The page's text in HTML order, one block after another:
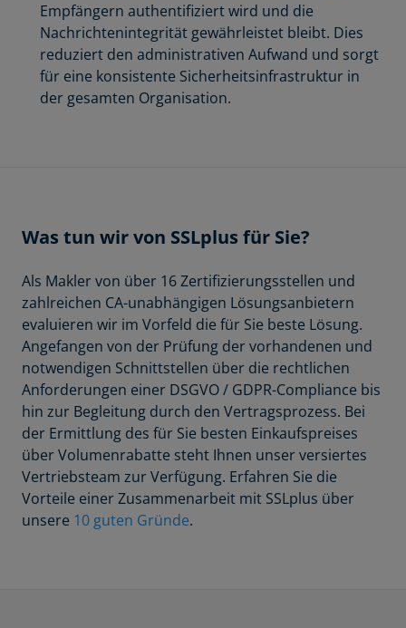
Empfängern authentifiziert wird und die
Nachrichtenintegrität gewährleistet bleibt. Dies
reduziert den administrativen Aufwand und sorgt
für eine konsistente Sicherheitsinfrastruktur in
der gesamten Organisation.
Was tun wir von SSLplus für Sie?
Als Makler von über 16 Zertifizierungsstellen und
zahlreichen CA-unabhängigen Lösungsanbietern
evaluieren wir im Vorfeld die für Sie beste Lösung.
Angefangen von der Prüfung der vorhandenen und
notwendigen Schnittstellen über die rechtlichen
Anforderungen einer DSGVO / GDPR-Compliance bis
hin zur Begleitung durch den Vertragsprozess. Bei
der Ermittlung des für Sie besten Einkaufspreises
über Volumenrabatte steht Ihnen unser versiertes
Vertriebsteam zur Verfügung. Erfahren Sie die
Vorteile einer Zusammenarbeit mit SSLplus über
unsere 10 guten Gründe.